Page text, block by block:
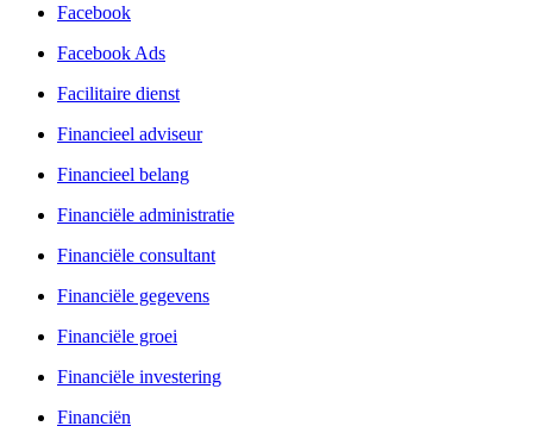
Facebook
Facebook Ads
Facilitaire dienst
Financieel adviseur
Financieel belang
Financiële administratie
Financiële consultant
Financiële gegevens
Financiële groei
Financiële investering
Financiën